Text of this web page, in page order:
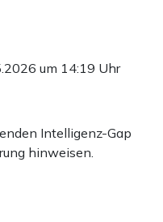
um 14:19 Uhr
Intelligenz-Gap
hinweisen.